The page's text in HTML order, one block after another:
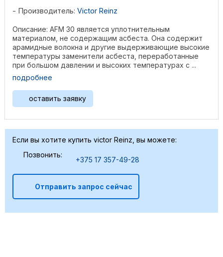
Производитель: Victor Reinz
Описание: AFM 30 является уплотнительным
материалом, не содержащим асбеста. Она содержит
арамидные волокна и другие выдерживающие высокие
температуры заменители асбеста, переработанные
при большом давлении и высоких температурах с ...
подробнее
оставить заявку
Если вы хотите купить victor Reinz, вы можете:
Позвонить:
+375 17 357-49-28
Отправить запрос сейчас